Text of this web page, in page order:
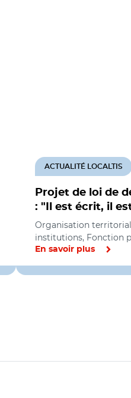
Projet de loi de
: "Il est écrit, il
ACTUALITÉ LOCALTIS
Organisation
institutions, Fonction
En savoir plus